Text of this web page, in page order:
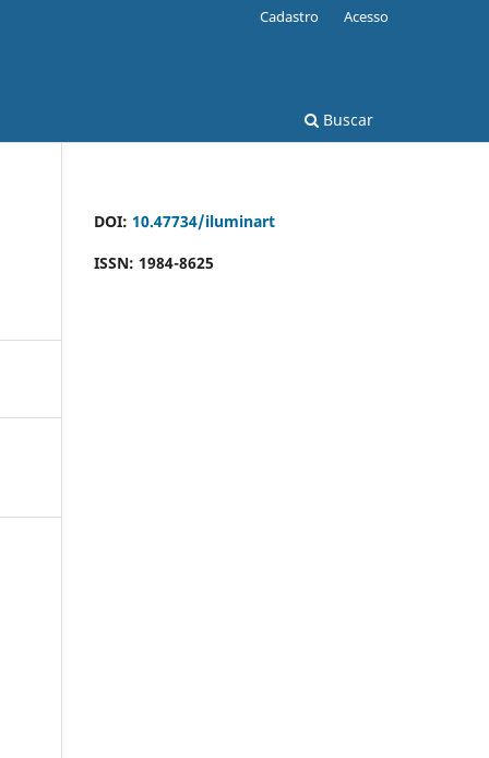
Buscar
Cadastro Acesso
DOI: 10.47734/iluminart
ISSN: 1984-8625